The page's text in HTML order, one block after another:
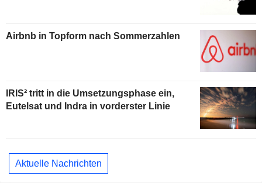
Airbnb in Topform nach Sommerzahlen
IRIS² tritt in die Umsetzungsphase ein,
Eutelsat und Indra in vorderster Linie
Aktuelle Nachrichten